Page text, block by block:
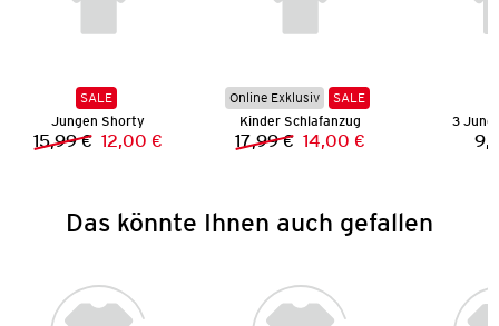
SALE
Jungen Shorty
Vorheriger Preis:
15,99 € Neuer Preis:
12,00 €
Online Exklusiv
SALE
Kinder Schlafanzug
Vorheriger Preis:
17,99 € Neuer Preis:
14,00 €
3
Das könnte Ihnen auch gefallen